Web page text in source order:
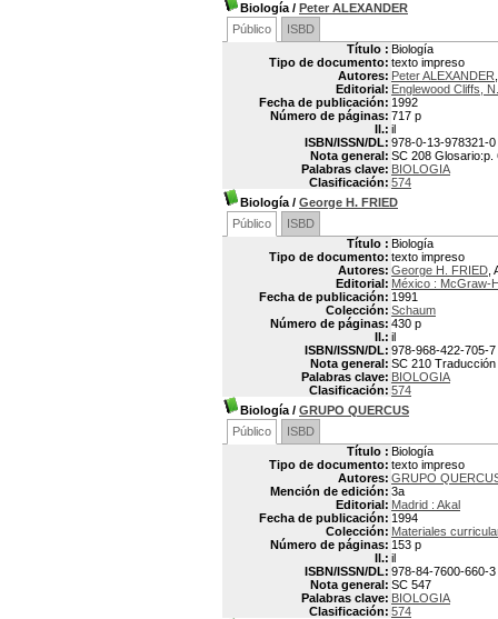
Biología / Peter ALEXANDER
Público
ISBD
Título : Biología
Tipo de documento: texto impreso
Autores: Peter ALEXANDER
Editorial: Englewood Cliffs,
Fecha de publicación: 1992
Número de páginas: 717 p
Il.: il
ISBN/ISSN/DL: 978-0-13-978321-0
Nota general: SC 208 Glosario:p.
Palabras clave: BIOLOGIA
Clasificación: 574
Biología / George H. FRIED
Público
ISBD
Título : Biología
Tipo de documento: texto impreso
Autores: George H. FRIED ,
Editorial: México : McGraw-
Fecha de publicación: 1991
Colección: Schaum
Número de páginas: 430 p
Il.: il
ISBN/ISSN/DL: 978-968-422-705-7
Nota general: SC 210
Palabras clave: BIOLOGIA
Clasificación: 574
Biología / GRUPO QUERCUS
Público
ISBD
Título : Biología
Tipo de documento: texto impreso
Autores: GRUPO
Mención de edición: 3a
Editorial: Madrid : Akal
Fecha de publicación: 1994
Colección: Materiales
Número de páginas: 153 p
Il.: il
ISBN/ISSN/DL: 978-84-7600-660-3
Nota general: SC 547
Palabras clave: BIOLOGIA
Clasificación: 574